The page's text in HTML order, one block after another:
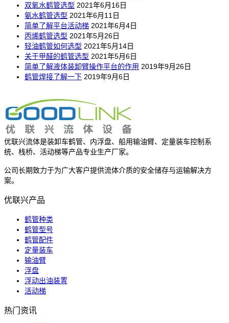
双氧水鹤管选型 2021年6月16日
氨水鹤管选型 2021年6月11日
简单了解平台活动梯 2021年6月4日
丙烯鹤管选型 2021年5月26日
轻油鹤管如何选型 2021年5月14日
关于甲醛的鹤管选型 2021年5月6日
简单了解液体装卸臂操作平台的作用 2019年9月26日
鹤管焊接了解一下 2019年9月6日
优联兴流体是装卸车鹤管、内浮盘、船用输油臂、定量装车控制系
统、栈桥、活动梯等产品专业生产厂家。
公司长期致力于为广大客户提供流体介质的安全储存与运输解决方
案。
优联兴产品
鹤管种类
鹤管型号
鹤管配件
定量装车
输油臂
浮盘
浮动出油装置
活动梯
热门资讯